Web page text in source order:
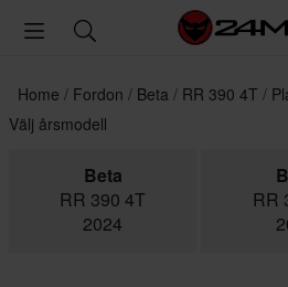
Home Fordon Beta RR 390 4T
Välj årsmodell
Beta
RR 390 4T
2024
RR